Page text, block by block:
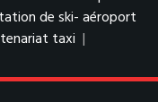
de ski- aéroport
taxi |